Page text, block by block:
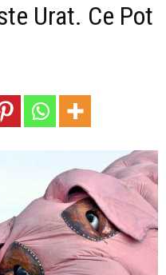
Urat. Ce Pot